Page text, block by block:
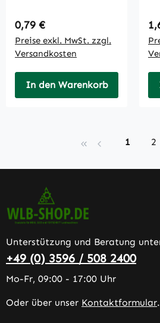
Regulärer Preis:
0,79 €
Preise exkl. MwSt. zzgl.
Versandkosten
In den Warenkorb
Seite
1 2
Unterstützung und Beratung
+49 (0) 3596 / 508 2400
Mo-Fr, 09:00 - 17:00 Uhr
Oder über unser Kontaktformular.